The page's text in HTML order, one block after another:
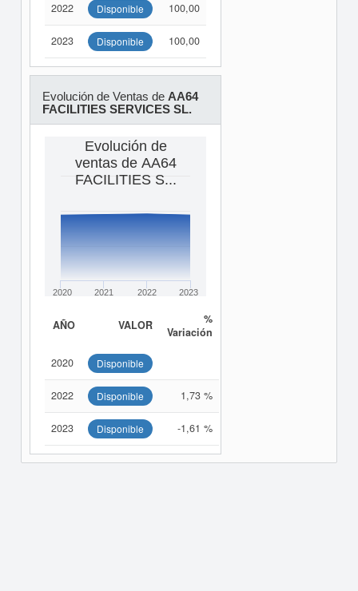
2022 Disponible 100,00
2023 Disponible 100,00
Evolución de Ventas de AA64
FACILITIES SERVICES SL.
Evolución de
ventas de AA64
FACILITIES S...
2020 2021 2022 2023
AÑO VALOR
%
Variación
2020 Disponible
2022 Disponible 1,73 %
2023 Disponible -1,61 %